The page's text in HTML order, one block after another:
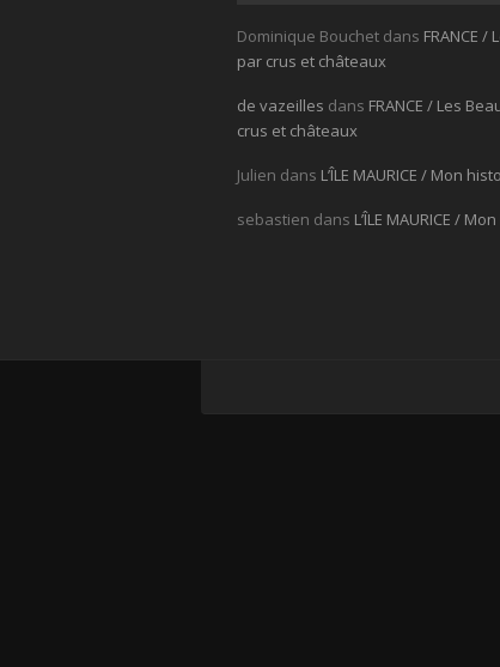
Dominique Bouchet dans FRANCE /
par crus et châteaux
de vazeilles dans FRANCE / Les
crus et châteaux
Julien dans L’ÎLE MAURICE / Mon
sebastien dans L’ÎLE MAURICE /